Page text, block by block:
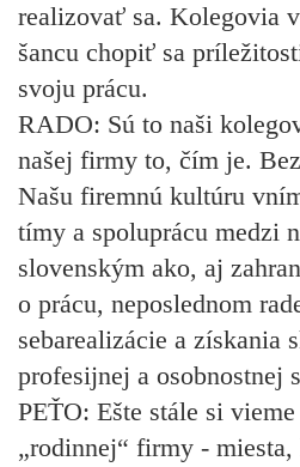
realizovať sa. Kolegovia
šancu chopiť sa
svoju prácu.
RADO: Sú to naši
našej firmy to, čím je.
Našu firemnú kultúru
tímy a spoluprácu medzi
slovenským ako, aj
o prácu, neposlednom
sebarealizácie a získania
profesijnej a osobnostnej
PEŤO: Ešte stále si
„rodinnej“ firmy - miesta,